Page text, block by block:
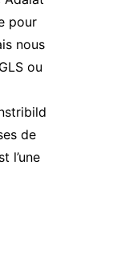
pour
nous
ou
de
l’une